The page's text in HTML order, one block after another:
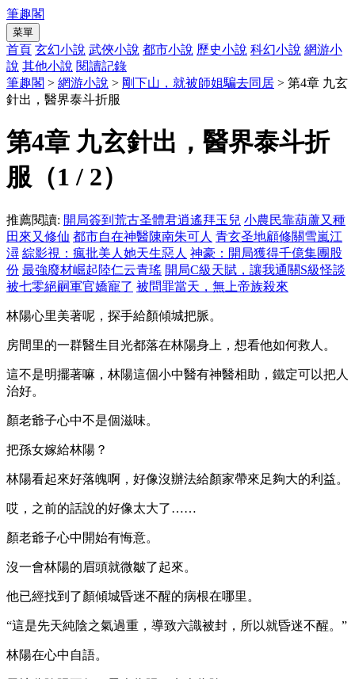
筆趣閣
菜單
首頁 玄幻小說 武俠小說 都市小說 歷史小說 科幻小說 網游小
說 其他小說 閱讀記錄
筆趣閣 > 網游小說 > 剛下山，就被師姐騙去同居 > 第4章 九玄
針出，醫界泰斗折服
第4章 九玄針出，醫界泰斗折
服（1 / 2）
推薦閱讀: 開局簽到荒古圣體君逍遙拜玉兒 小農民靠葫蘆又種
田來又修仙 都市自在神醫陳南朱可人 青玄圣地顧修關雪嵐江
潯 綜影視：瘋批美人她天生惡人 神豪：開局獲得千億集團股
份 最強廢材崛起陸仁云青瑤 開局C級天賦，讓我通關S級怪談
被七零絕嗣軍官嬌寵了 被問罪當天，無上帝族殺來
林陽心里美著呢，探手給顏傾城把脈。
房間里的一群醫生目光都落在林陽身上，想看他如何救人。
這不是明擺著嘛，林陽這個小中醫有神醫相助，鐵定可以把人
治好。
顏老爺子心中不是個滋味。
把孫女嫁給林陽？
林陽看起來好落魄啊，好像沒辦法給顏家帶來足夠大的利益。
哎，之前的話說的好像太大了……
顏老爺子心中開始有悔意。
沒一會林陽的眉頭就微皺了起來。
他已經找到了顏傾城昏迷不醒的病根在哪里。
“這是先天純陰之氣過重，導致六識被封，所以就昏迷不醒。”
林陽在心中自語。